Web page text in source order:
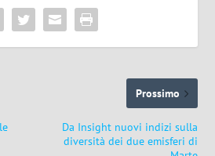
Prossimo
Da Insight nuovi indizi sulla
diversità dei due emisferi di